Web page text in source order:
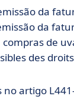
da
da
de
des
artigo